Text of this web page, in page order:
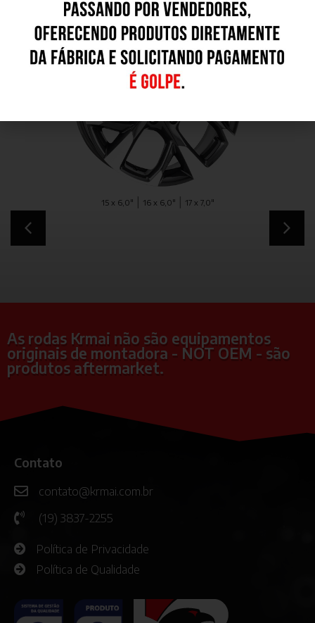
15 x 6,0" 16 x 6,0" 17 x 7,0"
As rodas Krmai não são equipamentos
originais de montadora - NOT OEM - são
produtos aftermarket.
Contato
contato@krmai.com.br
(19) 3837-2255
Política de Privacidade
Política de Qualidade